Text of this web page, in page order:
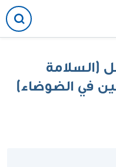
(السلامة
في الضوضاء)